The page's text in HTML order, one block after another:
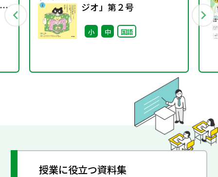
ジオ」第２号
小 中 国語
授業に役立つ資料集